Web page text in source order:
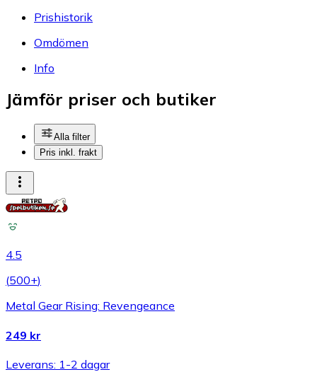
Prishistorik
Omdömen
Info
Jämför priser och butiker
Alla filter
Pris inkl. frakt
4.5
(500+)
Metal Gear Rising: Revengeance
249 kr
Leverans: 1-2 dagar